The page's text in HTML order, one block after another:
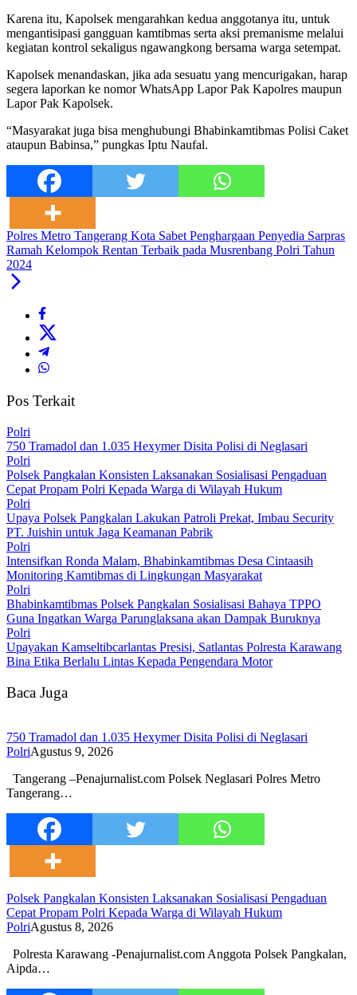
Karena itu, Kapolsek mengarahkan kedua anggotanya itu, untuk
mengantisipasi gangguan kamtibmas serta aksi premanisme melalui
kegiatan kontrol sekaligus ngawangkong bersama warga setempat.
Kapolsek menandaskan, jika ada sesuatu yang mencurigakan, harap
segera laporkan ke nomor WhatsApp Lapor Pak Kapolres maupun
Lapor Pak Kapolsek.
“Masyarakat juga bisa menghubungi Bhabinkamtibmas Polisi Caket
ataupun Babinsa,” pungkas Iptu Naufal.
Polres Metro Tangerang Kota Sabet Penghargaan Penyedia Sarpras
Ramah Kelompok Rentan Terbaik pada Musrenbang Polri Tahun
2024
Pos Terkait
Polri
750 Tramadol dan 1.035 Hexymer Disita Polisi di Neglasari
Polri
Polsek Pangkalan Konsisten Laksanakan Sosialisasi Pengaduan
Cepat Propam Polri Kepada Warga di Wilayah Hukum
Polri
Upaya Polsek Pangkalan Lakukan Patroli Prekat, Imbau Security
PT. Juishin untuk Jaga Keamanan Pabrik
Polri
Intensifkan Ronda Malam, Bhabinkamtibmas Desa Cintaasih
Monitoring Kamtibmas di Lingkungan Masyarakat
Polri
Bhabinkamtibmas Polsek Pangkalan Sosialisasi Bahaya TPPO
Guna Ingatkan Warga Parunglaksana akan Dampak Buruknya
Polri
Upayakan Kamseltibcarlantas Presisi, Satlantas Polresta Karawang
Bina Etika Berlalu Lintas Kepada Pengendara Motor
Baca Juga
750 Tramadol dan 1.035 Hexymer Disita Polisi di Neglasari
PolriAgustus 9, 2026
Tangerang –Penajurnalist.com Polsek Neglasari Polres Metro
Tangerang…
Polsek Pangkalan Konsisten Laksanakan Sosialisasi Pengaduan
Cepat Propam Polri Kepada Warga di Wilayah Hukum
PolriAgustus 8, 2026
Polresta Karawang -Penajurnalist.com Anggota Polsek Pangkalan,
Aipda…